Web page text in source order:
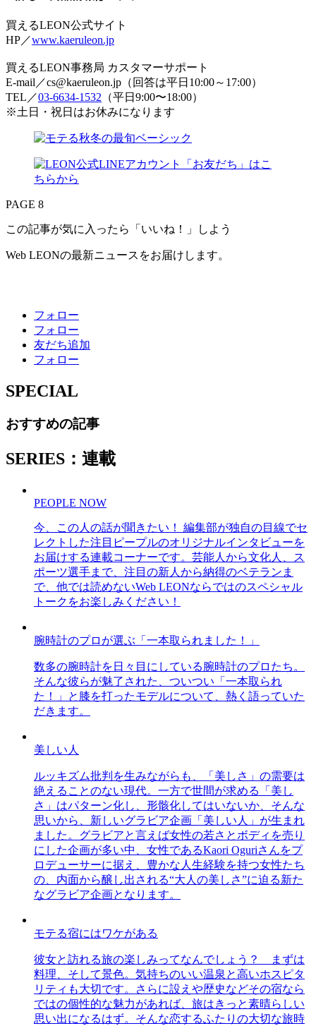
買えるLEON公式サイト
HP／www.kaeruleon.jp
買えるLEON事務局 カスタマーサポート
E-mail／cs@kaeruleon.jp（回答は平日10:00～17:00）
TEL／03-6634-1532 （平日9:00〜18:00）
※土日・祝日はお休みになります
PAGE 8
この記事が気に入ったら「いいね！」しよう
Web LEONの最新ニュースをお届けします。
フォロー
フォロー
友だち追加
フォロー
SPECIAL
おすすめの記事
SERIES：連載
PEOPLE NOW
今、この人の話が聞きたい！ 編集部が独自の目線でセ
レクトした注目ピープルのオリジナルインタビューを
お届けする連載コーナーです。芸能人から文化人、ス
ポーツ選手まで、注目の新人から納得のベテランま
で、他では読めないWeb LEONならではのスペシャル
トークをお楽しみください！
腕時計のプロが選ぶ「一本取られました！」
数多の腕時計を日々目にしている腕時計のプロたち。
そんな彼らが魅了された、ついつい「一本取られ
た！」と膝を打ったモデルについて、熱く語っていた
だきます。
美しい人
ルッキズム批判を生みながらも、「美しさ」の需要は
絶えることのない現代。一方で世間が求める「美し
さ」はパターン化し、形骸化してはいないか、そんな
思いから、新しいグラビア企画「美しい人」が生まれ
ました。グラビアと言えば女性の若さとボディを売り
にした企画が多い中、女性であるKaori Oguriさんをプ
ロデューサーに据え、豊かな人生経験を持つ女性たち
の、内面から醸し出される“大人の美しさ”に迫る新た
なグラビア企画となります。
モテる宿にはワケがある
彼女と訪れる旅の楽しみってなんでしょう？ まずは
料理、そして景色。気持ちのいい温泉と高いホスピタ
リティも大切です。さらに設えや歴史などその宿なら
ではの個性的な魅力があれば、旅はきっと素晴らしい
思い出になるはず。そんな恋するふたりの大切な旅時